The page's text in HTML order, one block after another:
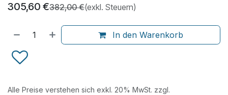
305,60 €382,00€(exkl. Steuern)
In den Warenkorb
Alle Preise verstehen sich exkl. 20% MwSt. zzgl.